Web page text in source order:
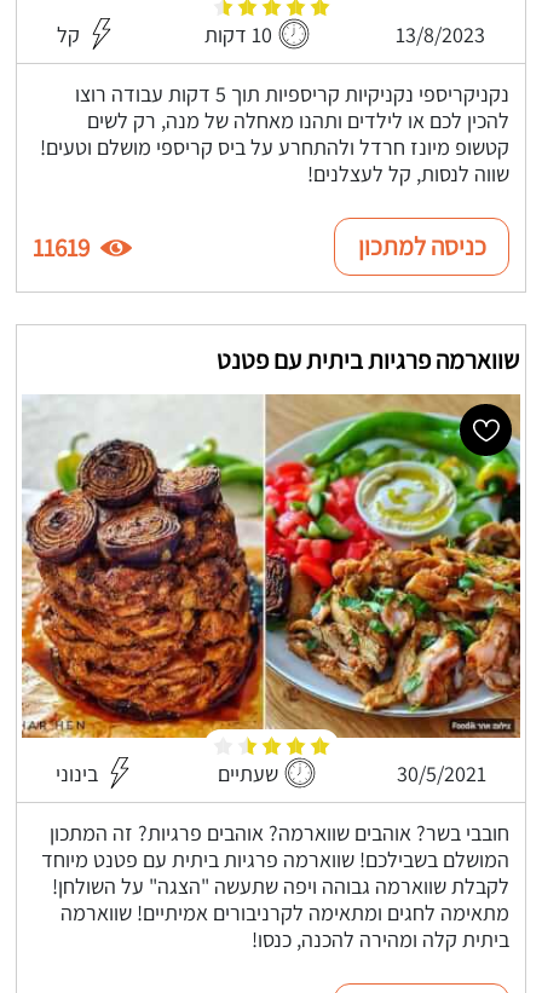
13/8/2023 10 דקות קל
נקניקריספי נקניקיות קריספיות תוך 5 דקות עבודה רוצו
להכין לכם או לילדים ותהנו מאחלה של מנה, רק לשים
קטשופ מיונז חרדל ולהתחרע על ביס קריספי מושלם וטעים!
שווה לנסות, קל לעצלנים!
כניסה למתכון 11619
שווארמה פרגיות ביתית עם פטנט
30/5/2021 שעתיים בינוני
חובבי בשר? אוהבים שווארמה? אוהבים פרגיות? זה המתכון
המושלם בשבילכם! שווארמה פרגיות ביתית עם פטנט מיוחד
לקבלת שווארמה גבוהה ויפה שתעשה "הצגה" על השולחן!
מתאימה לחגים ומתאימה לקרניבורים אמיתיים! שווארמה
ביתית קלה ומהירה להכנה, כנסו!